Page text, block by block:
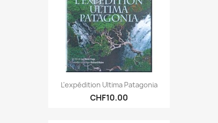
L'expédition Ultima Patagonia
CHF10.00